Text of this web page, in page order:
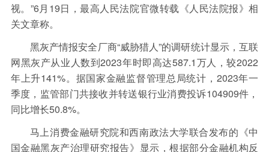
视。”6月19日，最高人民法院官微转载《人民法院报》相
关文章称。
黑灰产情报安全厂商“威胁猎人”的调研统计显示，互联
网黑灰产从业人数到2023年时即高达587.1万人，较2022
年上升141%。据国家金融监督管理总局统计，2023年一
季度，监管部门共接收并转送银行业消费投诉104909件，
同比增长50.8%。
马上消费金融研究院和西南政法大学联合发布的《中
国金融黑灰产治理研究报告》显示，根据部分金融机构反